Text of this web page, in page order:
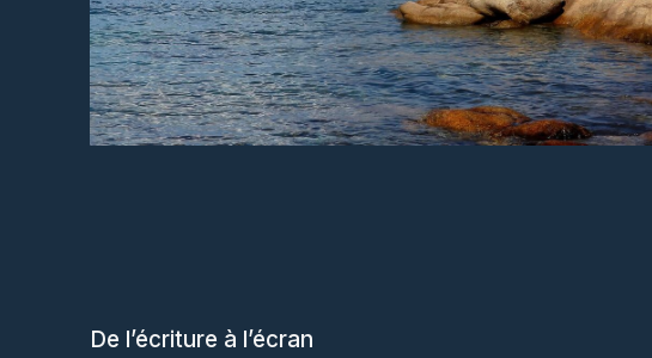
LABMED 2015
De l’écriture à l’écran